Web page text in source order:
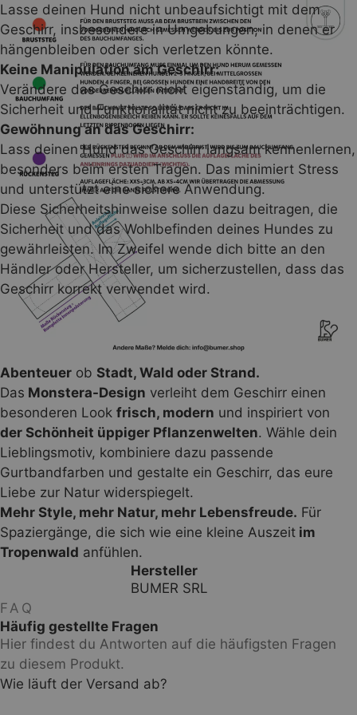
Lasse deinen Hund nicht unbeaufsichtigt mit dem
Geschirr, insbesondere in Umgebungen, in denen er
hängenbleiben oder sich verletzen könnte.
Keine Manipulation am Geschirr:
Verändere das Geschirr nicht eigenständig, um die
Sicherheit und Funktionalität nicht zu beeinträchtigen.
Gewöhnung an das Geschirr:
Lass deinen Hund das Geschirr langsam kennenlernen,
besonders beim ersten Tragen. Das minimiert Stress
und unterstützt eine sichere Anwendung.
Diese Sicherheitshinweise sollen dazu beitragen, die
Sicherheit und das Wohlbefinden deines Hundes zu
gewährleisten. Im Zweifel wende dich bitte an den
Händler oder Hersteller, um sicherzustellen, dass das
Geschirr korrekt verwendet wird.
Monstera Vibes – Natur, die begeistert
Hol dir ein Stücktropisches Feelingfür jeden
Spaziergang.
Die BUMER Hundegeschirre mitMonstera-Softshell
bringen das satte Grün und die besondere Ästhetik
tropischer Blätter direkt an die Seite deiner Fellnase.
Das leichte,
angenehm an, istwetterfestundbereit für
Abenteuer ob Stadt, Wald oder Strand.
Das Monstera-Design verleiht dem Geschirr einen
besonderen Look frisch, modern und inspiriert von
der Schönheit üppiger Pflanzenwelten. Wähle dein
Lieblingsmotiv, kombiniere dazu passende
Gurtbandfarben und gestalte ein Geschirr, das eure
Liebe zur Natur widerspiegelt.
Mehr Style, mehr Natur, mehr Lebensfreude. Für
Spaziergänge, die sich wie eine kleine Auszeit im
Tropenwald anfühlen.
Hersteller
BUMER SRL
FAQ
Häufig gestellte Fragen
Hier findest du Antworten auf die häufigsten Fragen
zu diesem Produkt.
Wie läuft der Versand ab?